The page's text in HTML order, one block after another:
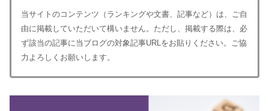
当サイトのコンテンツ（ランキングや文書、記事など）は、ご自
由に掲載していただいて構いません。ただし、掲載する際は、必
ず該当の記事に当ブログの対象記事URLをお貼りください。ご協
力よろしくお願いします。